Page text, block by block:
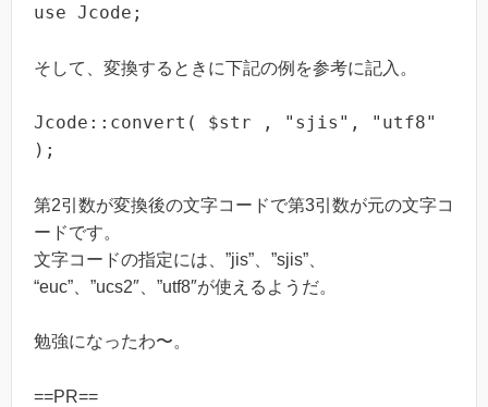
use Jcode;
そして、変換するときに下記の例を参考に記入。
Jcode::convert( $str , "sjis", "utf8"
);
第2引数が変換後の文字コードで第3引数が元の文字コ
ードです。
文字コードの指定には、”jis”、”sjis”、
“euc”、”ucs2″、”utf8″が使えるようだ。
勉強になったわ〜。
==PR==